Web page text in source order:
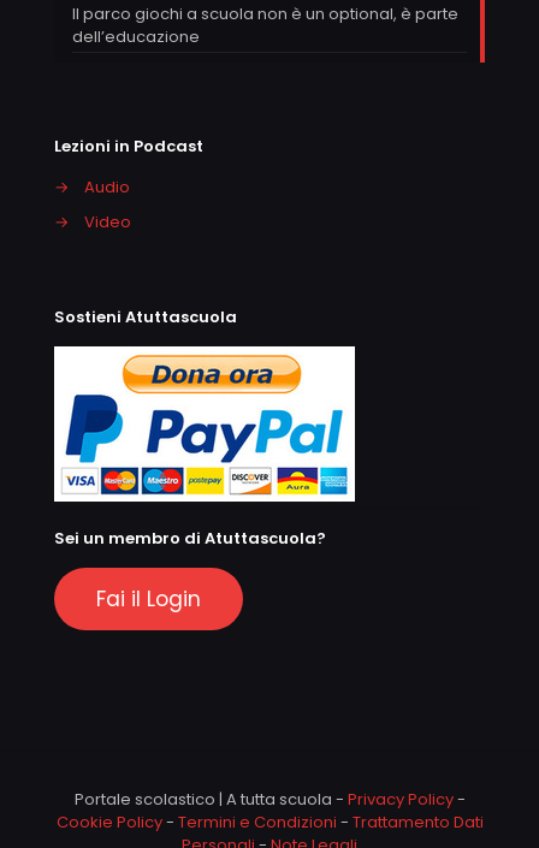
Il parco giochi a scuola non è un optional, è parte
dell’educazione
Lezioni in Podcast
→
Audio
→
Video
Sostieni Atuttascuola
Sei un membro di Atuttascuola?
Fai il Login
Portale scolastico | A tutta scuola - Privacy Policy-
Cookie Policy- Termini e Condizioni - Trattamento Dati